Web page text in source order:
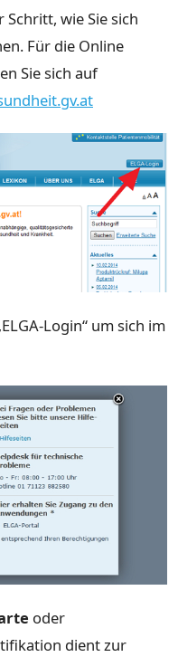
wie Sie sich
Für die Online
Sie sich auf
Login“ um sich im
oder
dient zur